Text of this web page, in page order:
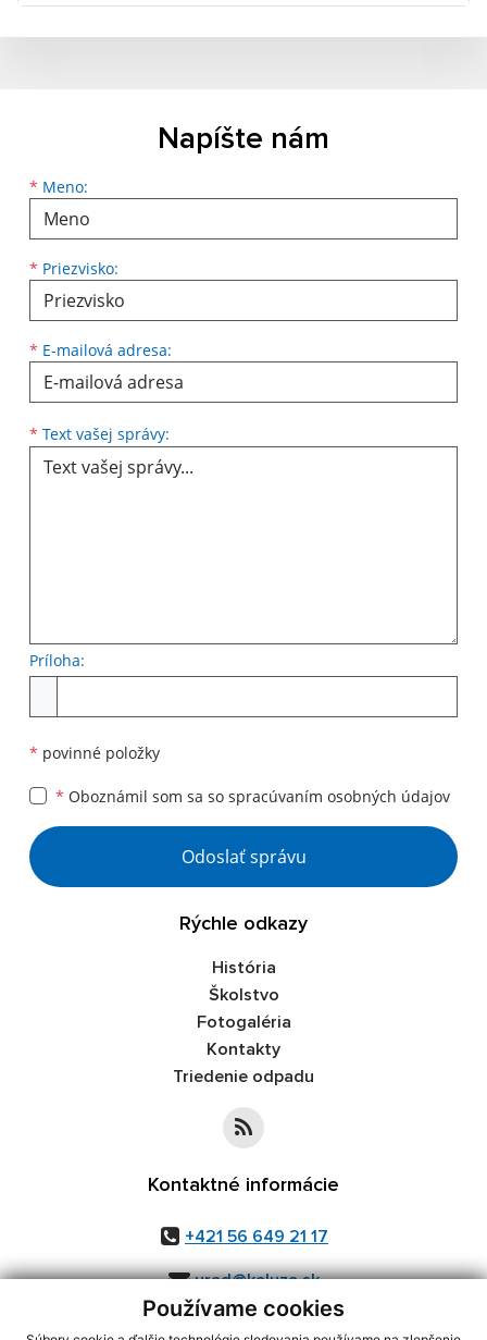
Používame cookies
Napíšte nám
* Meno:
Meno
* Priezvisko:
Priezvisko
* E-mailová adresa:
E-mailová adresa
* Text vašej správy:
Príloha:
* povinné položky
* Oboznámil som sa so spracúvaním osobných údajov
Google reCaptcha Response
Odoslať správu
Rýchle odkazy
História
Školstvo
Fotogaléria
Kontakty
Triedenie odpadu
Kontaktné informácie
+421 56 649 21 17
urad@kaluza.sk